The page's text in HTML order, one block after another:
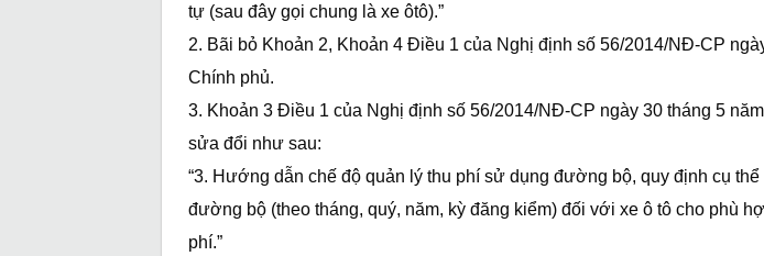
tự (sau đây gọi chung là xe ôtô).”
2. Bãi bỏ Khoản 2, Khoản 4 Điều 1 của Nghị định số 56/2014/NĐ-CP
Chính phủ.
3. Khoản 3 Điều 1 của Nghị định số 56/2014/NĐ-CP ngày 30 tháng 5
sửa đổi như sau:
“3. Hướng dẫn chế độ quản lý thu phí sử dụng đường bộ, quy định cụ
đường bộ (theo tháng, quý, năm, kỳ đăng kiểm) đối với xe ô tô cho phù
phí.”